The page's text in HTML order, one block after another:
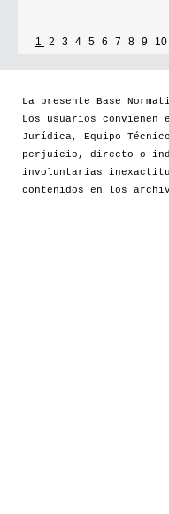
1 2 3 4 5 6 7 8 9 10
La presente Base
Los usuarios
Jurídica, Equipo
perjuicio, directo o
involuntarias
contenidos en los